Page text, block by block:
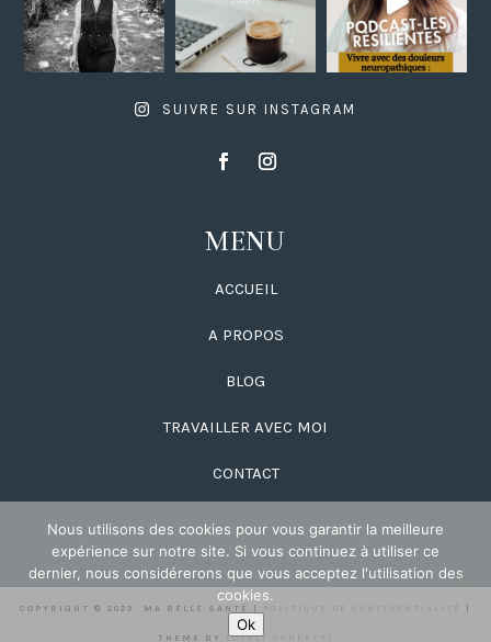
SUIVRE SUR INSTAGRAM
MENU
ACCUEIL
A PROPOS
BLOG
TRAVAILLER AVEC MOI
CONTACT
COPYRIGHT © 2023. MA BELLE SANTÉ | POLITIQUE DE CONFIDENTIALITÉ
THEME BY LOVELY CONFETTI
Nous utilisons des cookies pour vous garantir la meilleure
expérience sur notre site. Si vous continuez à utiliser ce
dernier, nous considérerons que vous acceptez l'utilisation des
cookies.
Ok